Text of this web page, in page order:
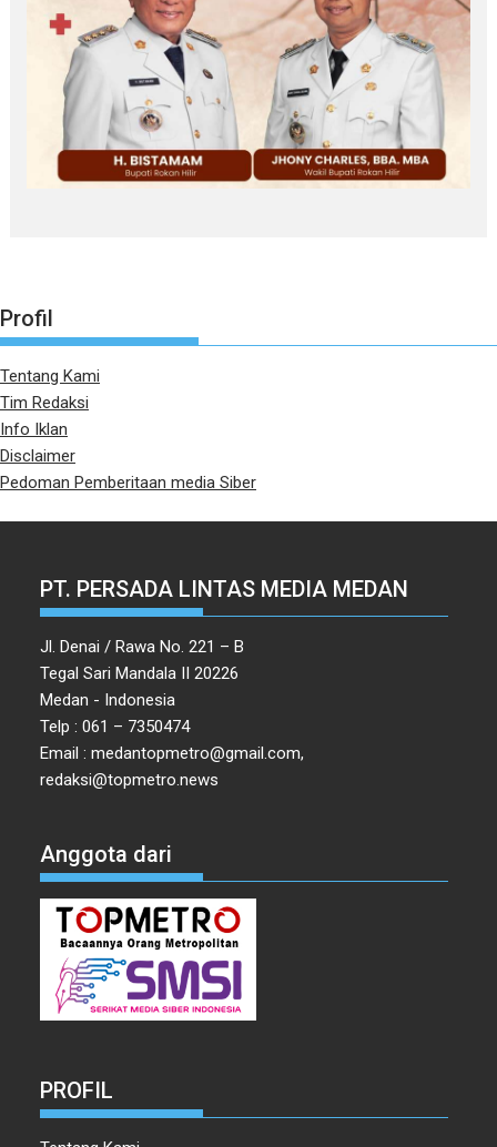
Profil
Tentang Kami
Tim Redaksi
Info Iklan
Disclaimer
Pedoman Pemberitaan media Siber
PT. PERSADA LINTAS MEDIA MEDAN
Jl. Denai / Rawa No. 221 – B
Tegal Sari Mandala II 20226
Medan - Indonesia
Telp : 061 – 7350474
Email : medantopmetro@gmail.com,
redaksi@topmetro.news
Anggota dari
PROFIL